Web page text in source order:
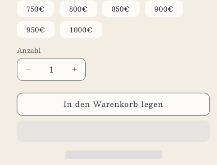
750€
800€ 850€
900€
950€
1000€
Anzahl
Anzahl
Verringere
die
Menge
Gutscheine
Erhöhe
die
Menge
für
Gutscheine
In den Warenkorb legen